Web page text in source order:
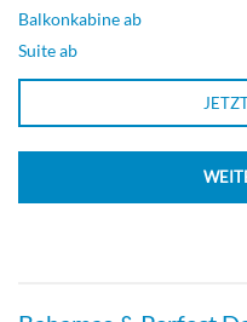
Balkonkabine ab
Suite ab